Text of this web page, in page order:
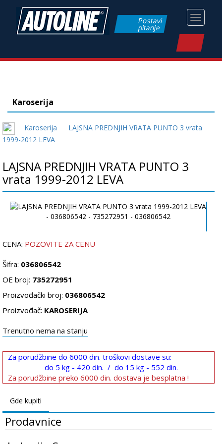
Toggle
Postavi
pitanje
Karoserija
Karoserija
LAJSNA PREDNJIH VRATA PUNTO 3 vrata
1999-2012 LEVA
LAJSNA PREDNJIH VRATA PUNTO 3
vrata 1999-2012 LEVA
CENA: POZOVITE ZA CENU
Šifra: 036806542
OE broj: 735272951
Proizvođački broj: 036806542
Proizvođač: KAROSERIJA
Trenutno nema na stanju
Za porudžbine do 6000 din. troškovi dostave su:
do 5 kg - 420 din. / do 15 kg - 552 din.
Za porudžbine preko 6000 din. dostava je besplatna !
Gde kupiti
Prodavnice